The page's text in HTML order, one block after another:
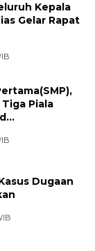
Kepala
Gelar Rapat
Piala
Dugaan